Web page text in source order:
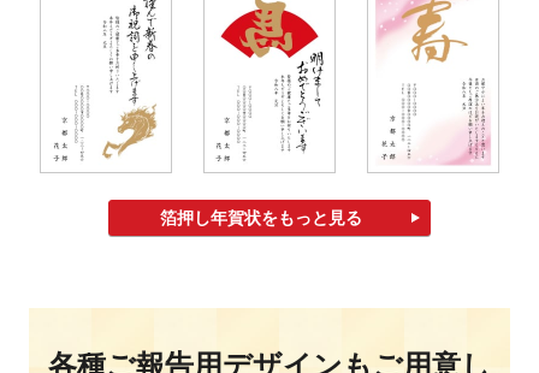
箔押し年賀状をもっと見る
各種ご報告用デザインもご用意し